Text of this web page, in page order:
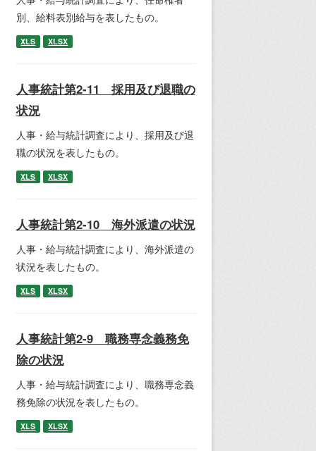
別、給料表別給与を表したもの。
XLS XLSX
人事統計第2-11 採用及び退職の
状況
人事・給与統計調査により、採用及び退
職の状況を表したもの。
XLS XLSX
人事統計第2-10 海外派遣の状況
人事・給与統計調査により、海外派遣の
状況を表したもの。
XLS XLSX
人事統計第2-9 職務専念義務免
除の状況
人事・給与統計調査により、職務専念義
務免除の状況を表したもの。
XLS XLSX